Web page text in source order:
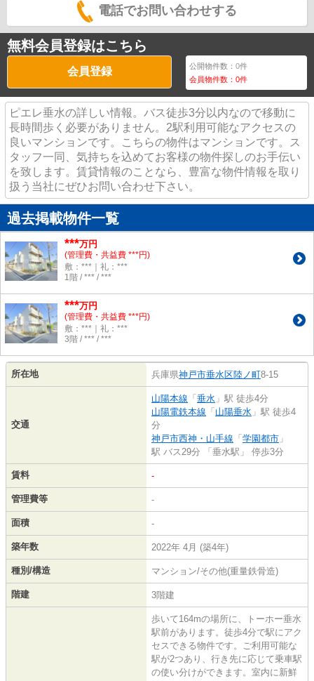
電話でお問い合わせする
無料会員登録はこちら
会員登録 公開物件数：0件
会員物件数：0件
ピエレ垂水の詳しい情報。バス徒歩3分以内なので移動に
長時間歩く必要がありません。2駅利用可能なアクセスの
良いマンションです。こちらの物件はマンションです。ス
タッフ一同、気持ちを込めてお客様の物件探しのお手伝い
を致します。賃貸情報のことなら、豊富な物件情報を取り
扱う当社にぜひお問い合わせ下さい。
過去掲載物件一覧
***万円
(管理費・共益費 ***円)
敷：***｜礼：***
1階 / *** / ***
***万円
(管理費・共益費 ***円)
敷：***｜礼：***
3階 / *** / ***
所在地 兵庫県神戸市垂水区陸ノ町8-15
交通
山陽本線 「 垂水 」駅 徒歩4分
山陽電鉄本線 「 山陽垂水 」駅 徒歩4
分
神戸市西神・山手線 「 学園都市 」
駅 バス29分 「垂水駅」 停歩3分
賃料 -
管理費等 -
面積 -
築年数 2022年 4月 (築4年)
種別/構造 マンション/その他(重量鉄骨造)
階建 3階建
歩いて164mの場所に、トーホー垂水
駅前があります。徒歩4分で駅にアク
セスできる物件です。ご利用可能な
駅が2つあり、行き先に応じて乗車駅
の使い分けができます。室内に新鮮